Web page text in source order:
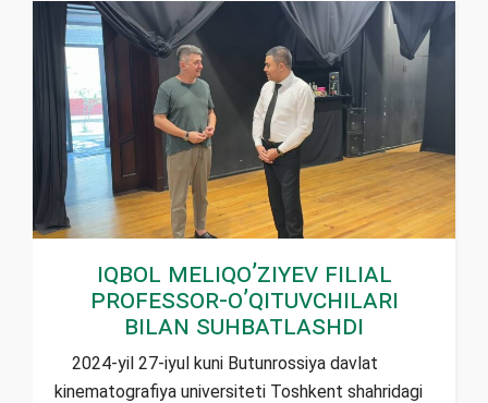
Iqbol Meliqo’ziyev filial
professor-o’qituvchilari
bilan suhbatlashdi
2024-yil 27-iyul kuni Butunrossiya davlat
kinematografiya universiteti Toshkent shahridagi